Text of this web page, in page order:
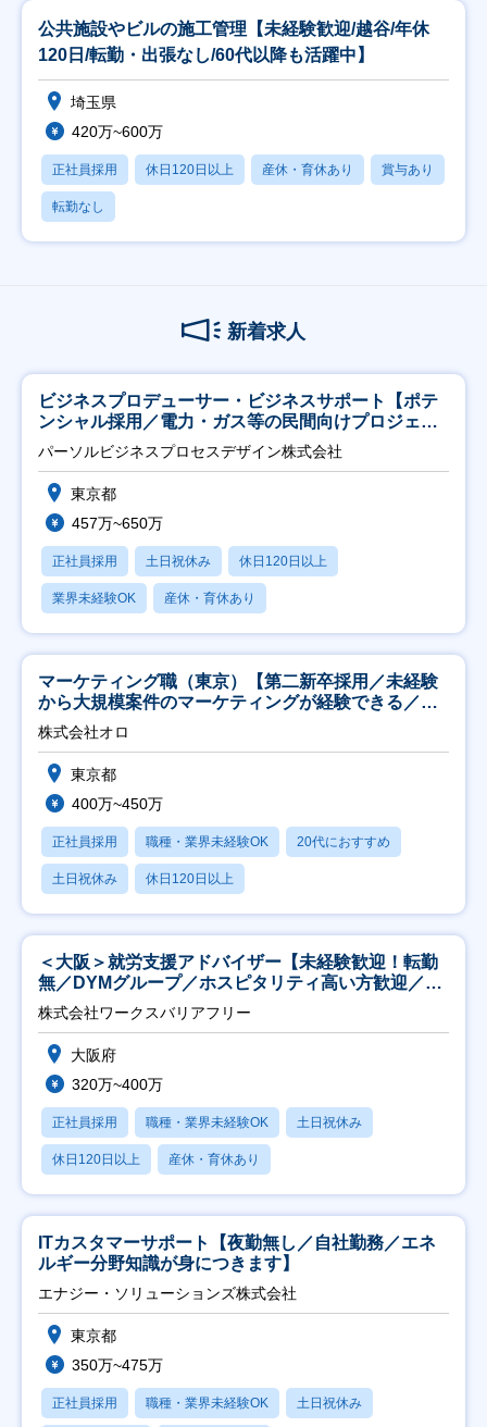
公共施設やビルの施工管理【未経験歓迎/越谷/年休
120日/転勤・出張なし/60代以降も活躍中】
埼玉県
420万~600万
正社員採用 休日120日以上 産休・育休あり 賞与あり
転勤なし
新着求人
ビジネスプロデューサー・ビジネスサポート【ポテ
ンシャル採用／電力・ガス等の民間向けプロジェク
ト推進】
パーソルビジネスプロセスデザイン株式会社
東京都
457万~650万
正社員採用 土日祝休み 休日120日以上
業界未経験OK 産休・育休あり
マーケティング職（東京）【第二新卒採用／未経験
から大規模案件のマーケティングが経験できる／研
修充実】
株式会社オロ
東京都
400万~450万
正社員採用 職種・業界未経験OK 20代におすすめ
土日祝休み 休日120日以上
＜大阪＞就労支援アドバイザー【未経験歓迎！転勤
無／DYMグループ／ホスピタリティ高い方歓迎／土
日祝】
株式会社ワークスバリアフリー
大阪府
320万~400万
正社員採用 職種・業界未経験OK 土日祝休み
休日120日以上 産休・育休あり
ITカスタマーサポート【夜勤無し／自社勤務／エネ
ルギー分野知識が身につきます】
エナジー・ソリューションズ株式会社
東京都
350万~475万
正社員採用 職種・業界未経験OK 土日祝休み